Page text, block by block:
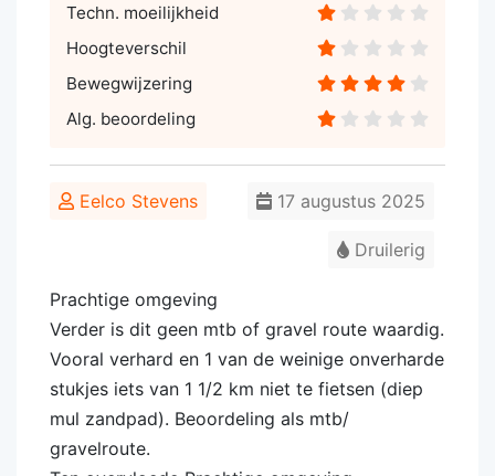
Techn. moeilijkheid
Hoogteverschil
Bewegwijzering
Alg. beoordeling
Eelco Stevens 17 augustus 2025
Druilerig
Prachtige omgeving
Verder is dit geen mtb of gravel route waardig.
Vooral verhard en 1 van de weinige onverharde
stukjes iets van 1 1/2 km niet te fietsen (diep
mul zandpad). Beoordeling als mtb/
gravelroute.